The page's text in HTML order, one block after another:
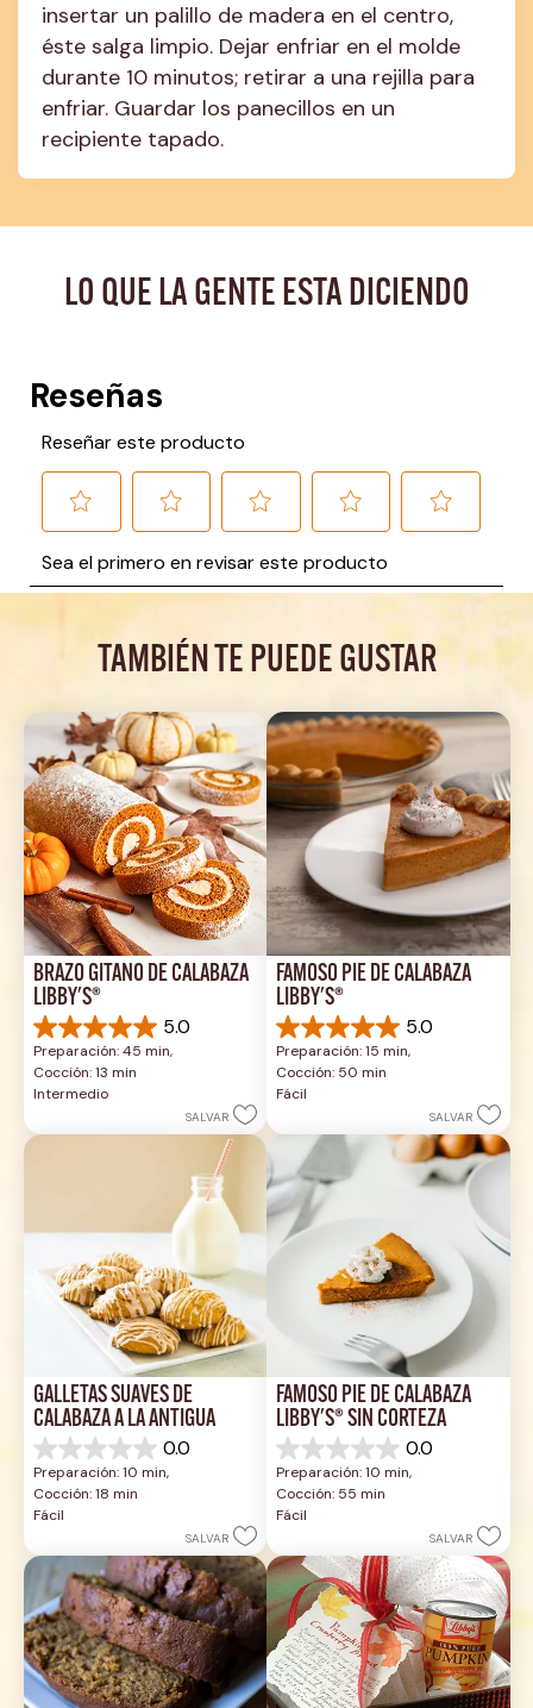
insertar un palillo de madera en el centro,
éste salga limpio. Dejar enfriar en el molde
durante 10 minutos; retirar a una rejilla para
enfriar. Guardar los panecillos en un
recipiente tapado.
LO QUE LA GENTE ESTA DICIENDO
TAMBIÉN TE PUEDE GUSTAR
BRAZO GITANO DE CALABAZA
LIBBY'S®
5.0
5.0
de
5
estrellas.
reseña
Preparación: 45 min,
Cocción: 13 min
Intermedio
SALVAR
FAMOSO PIE DE CALABAZA
LIBBY'S®
5.0
5.0
de
5
estrellas.
reseñas
Preparación: 15 min,
Cocción: 50 min
Fácil
SALVAR
GALLETAS SUAVES DE
CALABAZA A LA ANTIGUA
0.0
0.0
de
5
estrellas.
Preparación: 10 min,
Cocción: 18 min
Fácil
SALVAR
FAMOSO PIE DE CALABAZA
LIBBY'S® SIN CORTEZA
0.0
0.0
de
5
estrellas.
Preparación: 10 min,
Cocción: 55 min
Fácil
SALVAR